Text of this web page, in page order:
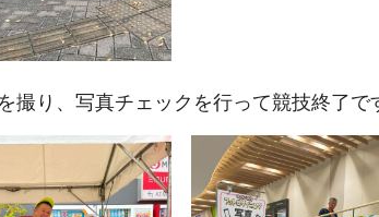
撮り、写真チェックを行って競技終了で